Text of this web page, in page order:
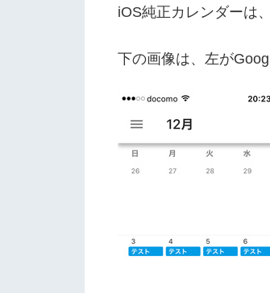
iOS純正カレンダーは
下の画像は、左が